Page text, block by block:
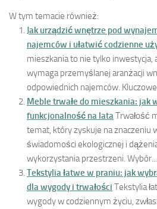
W tym temacie również:
Jak urządzić wnętrze pod
najemców i ułatwić codzienne
mieszkania to nie tylko inwestycja,
wymaga przemyślanej aranżacji
odpowiednich najemców. Kluczowe
Meble trwałe do mieszkania: jak
funkcjonalność na lata Trwałość
temat, który zyskuje na znaczeniu
świadomości ekologicznej i
wykorzystania przestrzeni. Wybór...
Tekstylia łatwe w praniu: jak
dla wygody i trwałości Tekstylia
wygody w codziennym życiu,